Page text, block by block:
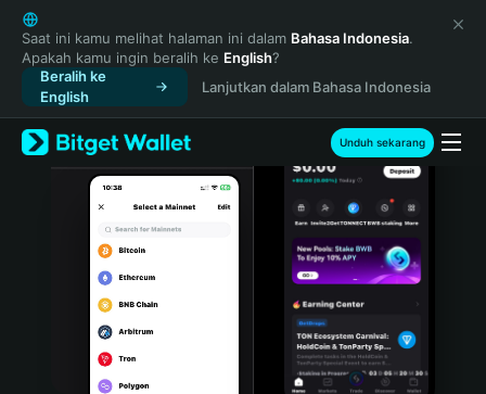
English
日本語
Tiếng Việt
Русский
Español (Latinoamérica)
Türkçe
Italiano
Português (Portugal)
Bahasa Indonesia
Saat ini kamu melihat halaman ini dalam Bahasa Indonesia.
Apakah kamu ingin beralih ke English?
Beralih ke
English
Lanjutkan dalam Bahasa Indonesia
Unduh sekarang